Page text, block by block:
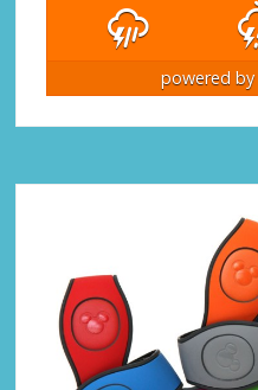
powered by